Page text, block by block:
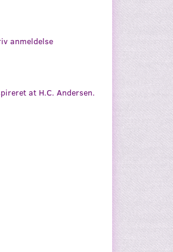
anmeldelse
at H.C. Andersen.